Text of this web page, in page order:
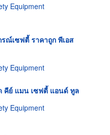
Equipment
ณ์เซฟตี้ ราคาถูก พีเอส
Equipment
คีย์ แมน เซฟตี้ แอนด์ ทูล
Equipment